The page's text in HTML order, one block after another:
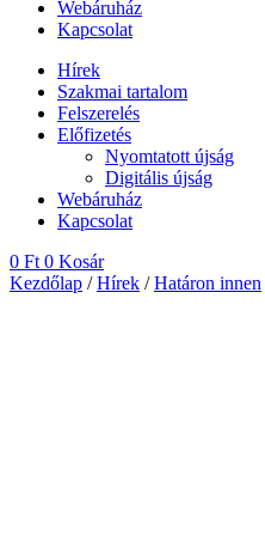
Webáruház
Kapcsolat
Hírek
Szakmai tartalom
Felszerelés
Előfizetés
Nyomtatott újság
Digitális újság
Webáruház
Kapcsolat
0 Ft 0 Kosár
Kezdőlap /Hírek /Határon innen